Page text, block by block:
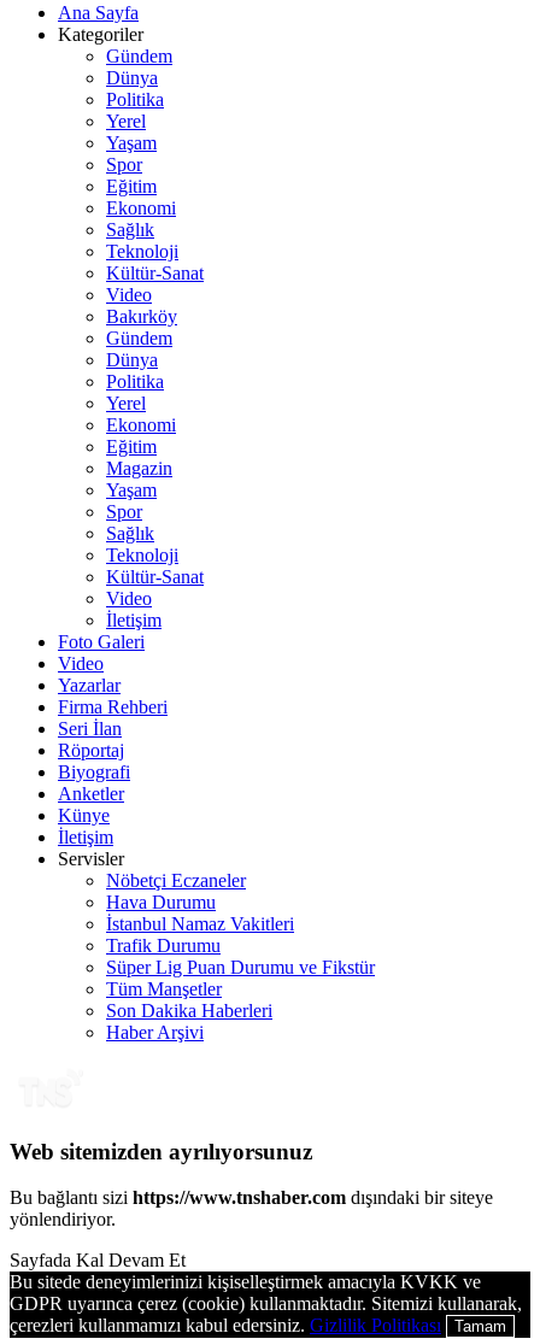
Ana Sayfa
Kategoriler
Gündem
Dünya
Politika
Yerel
Yaşam
Spor
Eğitim
Ekonomi
Sağlık
Teknoloji
Kültür-Sanat
Video
Bakırköy
Gündem
Dünya
Politika
Yerel
Ekonomi
Eğitim
Magazin
Yaşam
Spor
Sağlık
Teknoloji
Kültür-Sanat
Video
İletişim
Foto Galeri
Video
Yazarlar
Firma Rehberi
Seri İlan
Röportaj
Biyografi
Anketler
Künye
İletişim
Servisler
Nöbetçi Eczaneler
Hava Durumu
İstanbul Namaz Vakitleri
Trafik Durumu
Süper Lig Puan Durumu ve Fikstür
Tüm Manşetler
Son Dakika Haberleri
Haber Arşivi
Web sitemizden ayrılıyorsunuz
Bu bağlantı sizi https://www.tnshaber.com dışındaki bir siteye
yönlendiriyor.
Sayfada Kal Devam Et
Bu sitede deneyimlerinizi kişiselleştirmek amacıyla KVKK ve
GDPR uyarınca çerez (cookie) kullanmaktadır. Sitemizi kullanarak,
çerezleri kullanmamızı kabul edersiniz. Gizlilik Politikası Tamam